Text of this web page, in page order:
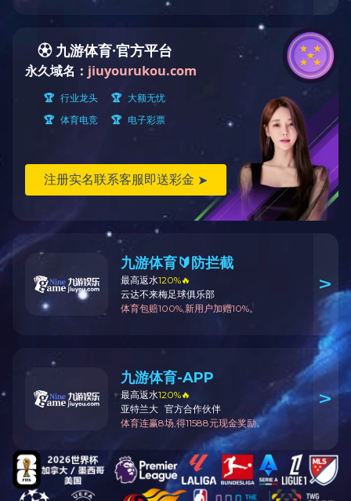
法兰切断阀DN100
产品详情
PRODUCT DETAILS
法兰切断阀DN100